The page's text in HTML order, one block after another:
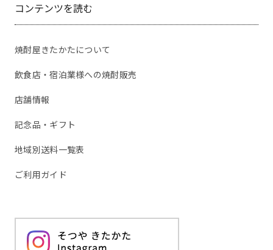
コンテンツを読む
焼酎屋きたかたについて
飲食店・宿泊業様への焼酎販売
店舗情報
記念品・ギフト
地域別送料一覧表
ご利用ガイド